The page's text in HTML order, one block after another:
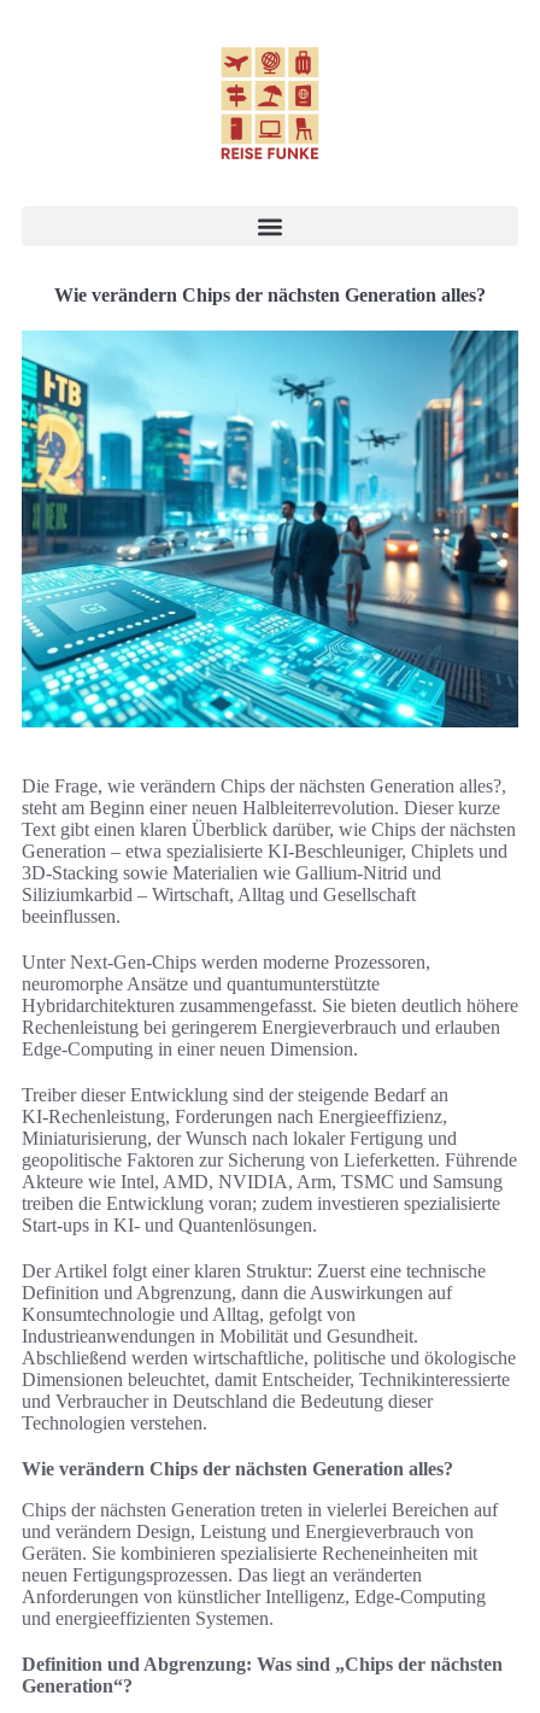
Wie verändern Chips der nächsten Generation alles?
Die Frage, wie verändern Chips der nächsten Generation alles?,
steht am Beginn einer neuen Halbleiterrevolution. Dieser kurze
Text gibt einen klaren Überblick darüber, wie Chips der nächsten
Generation – etwa spezialisierte KI-Beschleuniger, Chiplets und
3D-Stacking sowie Materialien wie Gallium‑Nitrid und
Siliziumkarbid – Wirtschaft, Alltag und Gesellschaft
beeinflussen.
Unter Next‑Gen‑Chips werden moderne Prozessoren,
neuromorphe Ansätze und quantumunterstützte
Hybridarchitekturen zusammengefasst. Sie bieten deutlich höhere
Rechenleistung bei geringerem Energieverbrauch und erlauben
Edge‑Computing in einer neuen Dimension.
Treiber dieser Entwicklung sind der steigende Bedarf an
KI‑Rechenleistung, Forderungen nach Energieeffizienz,
Miniaturisierung, der Wunsch nach lokaler Fertigung und
geopolitische Faktoren zur Sicherung von Lieferketten. Führende
Akteure wie Intel, AMD, NVIDIA, Arm, TSMC und Samsung
treiben die Entwicklung voran; zudem investieren spezialisierte
Start‑ups in KI‑ und Quantenlösungen.
Der Artikel folgt einer klaren Struktur: Zuerst eine technische
Definition und Abgrenzung, dann die Auswirkungen auf
Konsumtechnologie und Alltag, gefolgt von
Industrieanwendungen in Mobilität und Gesundheit.
Abschließend werden wirtschaftliche, politische und ökologische
Dimensionen beleuchtet, damit Entscheider, Technikinteressierte
und Verbraucher in Deutschland die Bedeutung dieser
Technologien verstehen.
Wie verändern Chips der nächsten Generation alles?
Chips der nächsten Generation treten in vielerlei Bereichen auf
und verändern Design, Leistung und Energieverbrauch von
Geräten. Sie kombinieren spezialisierte Recheneinheiten mit
neuen Fertigungsprozessen. Das liegt an veränderten
Anforderungen von künstlicher Intelligenz, Edge‑Computing
und energieeffizienten Systemen.
Definition und Abgrenzung: Was sind „Chips der nächsten
Generation“?